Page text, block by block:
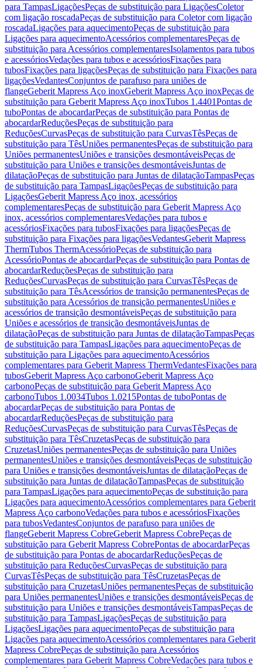
para TampasLigaçõesPeças de substituição para LigaçõesColetor
com ligação roscadaPeças de substituição para Coletor com ligação
roscadaLigações para aquecimentoPeças de substituição para
Ligações para aquecimentoAcessórios complementaresPeças de
substituição para Acessórios complementaresIsolamentos para tubos
e acessóriosVedações para tubos e acessóriosFixações para
tubosFixações para ligaçõesPeças de substituição para Fixações para
ligaçõesVedantesConjuntos de parafuso para uniões de
flangeGeberit Mapress Aço inoxGeberit Mapress Aço inoxPeças de
substituição para Geberit Mapress Aço inoxTubos 1.4401Pontas de
tuboPontas de abocardarPeças de substituição para Pontas de
abocardarReduçõesPeças de substituição para
ReduçõesCurvasPeças de substituição para CurvasTêsPeças de
substituição para TêsUniões permanentesPeças de substituição para
Uniões permanentesUniões e transições desmontáveisPeças de
substituição para Uniões e transições desmontáveisJuntas de
dilataçãoPeças de substituição para Juntas de dilataçãoTampasPeças
de substituição para TampasLigaçõesPeças de substituição para
LigaçõesGeberit Mapress Aço inox, acessórios
complementaresPeças de substituição para Geberit Mapress Aço
inox, acessórios complementaresVedações para tubos e
acessóriosFixações para tubosFixações para ligaçõesPeças de
substituição para Fixações para ligaçõesVedantesGeberit Mapress
ThermTubos ThermAcessórioPeças de substituição para
AcessórioPontas de abocardarPeças de substituição para Pontas de
abocardarReduçõesPeças de substituição para
ReduçõesCurvasPeças de substituição para CurvasTêsPeças de
substituição para TêsAcessórios de transição permanentesPeças de
substituição para Acessórios de transição permanentesUniões e
acessórios de transição desmontáveisPeças de substituição para
Uniões e acessórios de transição desmontáveisJuntas de
dilataçãoPeças de substituição para Juntas de dilataçãoTampasPeças
de substituição para TampasLigações para aquecimentoPeças de
substituição para Ligações para aquecimentoAcessórios
complementares para Geberit Mapress ThermVedantesFixações para
tubosGeberit Mapress Aço carbonoGeberit Mapress Aço
carbonoPeças de substituição para Geberit Mapress Aço
carbonoTubos 1.0034Tubos 1.0215Pontas de tuboPontas de
abocardarPeças de substituição para Pontas de
abocardarReduçõesPeças de substituição para
ReduçõesCurvasPeças de substituição para CurvasTêsPeças de
substituição para TêsCruzetasPeças de substituição para
CruzetasUniões permanentesPeças de substituição para Uniões
permanentesUniões e transições desmontáveisPeças de substituição
para Uniões e transições desmontáveisJuntas de dilataçãoPeças de
substituição para Juntas de dilataçãoTampasPeças de substituição
para TampasLigações para aquecimentoPeças de substituição para
Ligações para aquecimentoAcessórios complementares para Geberit
Mapress Aço carbonoVedações para tubos e acessóriosFixações
para tubosVedantesConjuntos de parafuso para uniões de
flangeGeberit Mapress CobreGeberit Mapress CobrePeças de
substituição para Geberit Mapress CobrePontas de abocardarPeças
de substituição para Pontas de abocardarReduçõesPeças de
substituição para ReduçõesCurvasPeças de substituição para
CurvasTêsPeças de substituição para TêsCruzetasPeças de
substituição para CruzetasUniões permanentesPeças de substituição
para Uniões permanentesUniões e transições desmontáveisPeças de
substituição para Uniões e transições desmontáveisTampasPeças de
substituição para TampasLigaçõesPeças de substituição para
LigaçõesLigações para aquecimentoPeças de substituição para
Ligações para aquecimentoAcessórios complementares para Geberit
Mapress CobrePeças de substituição para Acessórios
complementares para Geberit Mapress CobreVedações para tubos e